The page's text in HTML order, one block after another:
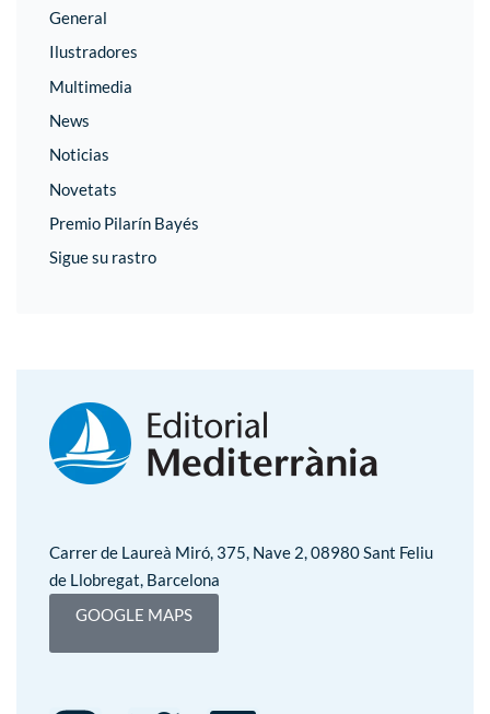
General
Ilustradores
Multimedia
News
Noticias
Novetats
Premio Pilarín Bayés
Sigue su rastro
Carrer de Laureà Miró, 375, Nave 2, 08980 Sant Feliu
de Llobregat, Barcelona
GOOGLE MAPS